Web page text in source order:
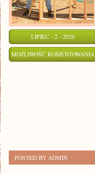
LIPIEC - 2 - 2026
MOŻLIWOŚĆ KOMENTOWANIA
POSTED BY ADMIN